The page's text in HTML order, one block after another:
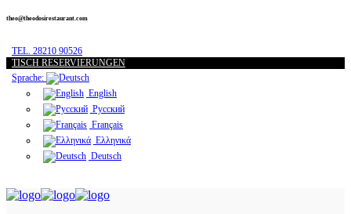
theo@theodosirestaurant.com
TEL. 28210 90526
TISCH RESERVIERUNGEN
Sprache:
English
Русский
Français
Ελληνικά
Deutsch